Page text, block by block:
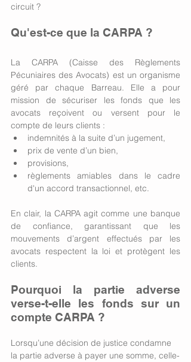
circuit ?
Qu'est-ce que la CARPA ?
La CARPA (Caisse des Règlements
Pécuniaires des Avocats) est un organisme
géré par chaque Barreau. Elle a pour
mission de sécuriser les fonds que les
avocats reçoivent ou versent pour le
compte de leurs clients :
indemnités à la suite d’un jugement,
prix de vente d’un bien,
provisions,
règlements amiables dans le cadre
d'un accord transactionnel, etc.
En clair, la CARPA agit comme une banque
de confiance, garantissant que les
mouvements d’argent effectués par les
avocats respectent la loi et protègent les
clients.
Pourquoi la partie adverse
verse-t-elle les fonds sur un
compte CARPA ?
Lorsqu’une décision de justice condamne
la partie adverse à payer une somme, celle-